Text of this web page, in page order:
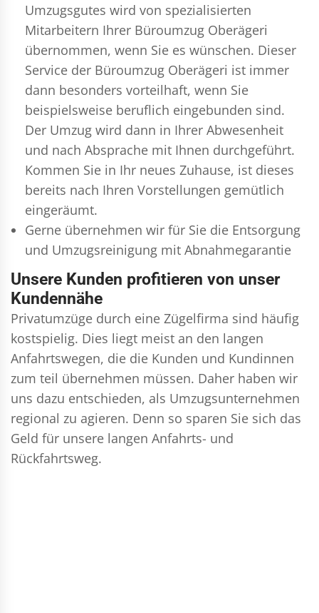
Umzugsgutes wird von spezialisierten
Mitarbeitern Ihrer Büroumzug Oberägeri
übernommen, wenn Sie es wünschen. Dieser
Service der Büroumzug Oberägeri ist immer
dann besonders vorteilhaft, wenn Sie
beispielsweise beruflich eingebunden sind.
Der Umzug wird dann in Ihrer Abwesenheit
und nach Absprache mit Ihnen durchgeführt.
Kommen Sie in Ihr neues Zuhause, ist dieses
bereits nach Ihren Vorstellungen gemütlich
eingeräumt.
Gerne übernehmen wir für Sie die Entsorgung
und Umzugsreinigung mit Abnahmegarantie
Unsere Kunden profitieren von unser
Kundennähe
Privatumzüge durch eine Zügelfirma sind häufig
kostspielig. Dies liegt meist an den langen
Anfahrtswegen, die die Kunden und Kundinnen
zum teil übernehmen müssen. Daher haben wir
uns dazu entschieden, als Umzugsunternehmen
regional zu agieren. Denn so sparen Sie sich das
Geld für unsere langen Anfahrts- und
Rückfahrtsweg.